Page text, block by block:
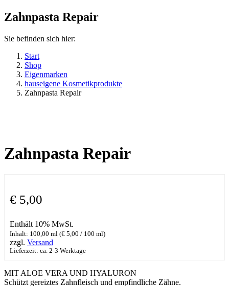
Zahnpasta Repair
Sie befinden sich hier:
Start
Shop
Eigenmarken
hauseigene Kosmetikprodukte
Zahnpasta Repair
Zahnpasta Repair
€ 5,00
Enthält 10% MwSt.
Inhalt: 100,00 ml (€ 5,00 / 100 ml)
zzgl. Versand
Lieferzeit: ca. 2-3 Werktage
MIT ALOE VERA UND HYALURON
​Schützt gereiztes Zahnfleisch und empfindliche Zähne.